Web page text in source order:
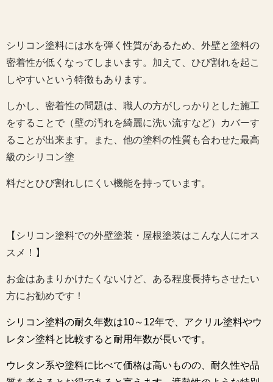
シリコン塗料には水を弾く性質があるため、外壁と塗料の
密着性が低くなってしまいます。加えて、ひび割れを起こ
しやすいという特徴もあります。
しかし、密着性の問題は、職人の方がしっかりとした施工
をすることで（壁の汚れを綺麗に洗い流すなど）カバーす
ることが出来ます。また、他の塗料の性質も合わせた最高
級のシリコン塗
料だとひび割れしにくい機能を持っています。
【シリコン塗料での外壁塗装・屋根塗装はこんな人にオス
スメ！】
お金はあまりかけたくないけど、ある程度長持ちさせたい
方にお勧めです！
シリコン塗料の耐久年数は10～12年で、アクリル塗料やウ
レタン塗料と比較すると耐用年数が長いです。
ウレタン系や塗料に比べて価格は高いものの、耐久性や品